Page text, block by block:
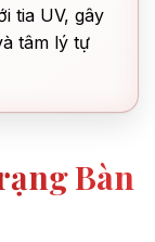
tia UV, gây
tâm lý tự
Bàn